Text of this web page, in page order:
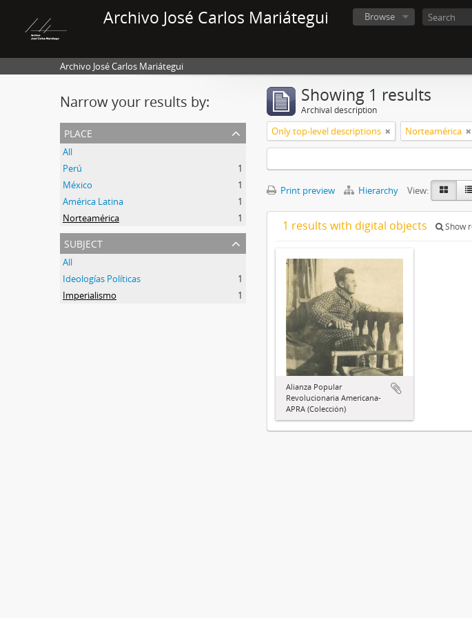
Archivo José Carlos Mariátegui Browse
Archivo José Carlos Mariátegui
Narrow your results by:
place
All
Perú
1
México
1
América Latina
1
Norteamérica
1
subject
All
Ideologías Políticas
1
Imperialismo
1
Showing 1 results
Archival description
Only top-level descriptions Norteamérica
Print preview Hierarchy View:
1 results with digital objects Show
Alianza Popular
Revolucionaria Americana-
APRA (Colección)